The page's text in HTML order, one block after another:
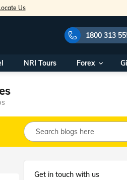
Us
1800 313
Free Numbers:
1800
also call us on:
Nationals/
travelling
Within India
+91 915 200
+91 887 997
NRI Tours Forex
Get in touch with us